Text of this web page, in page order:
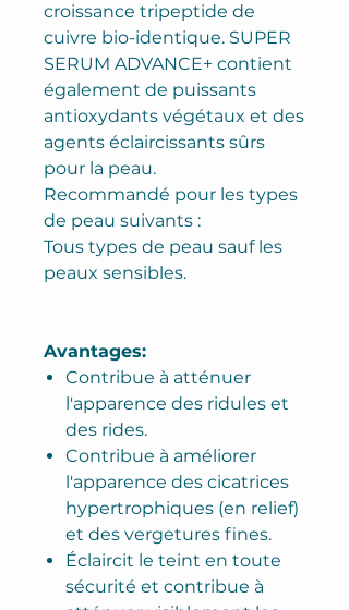
croissance tripeptide de
cuivre bio-identique. SUPER
SERUM ADVANCE+ contient
également de puissants
antioxydants végétaux et des
agents éclaircissants sûrs
pour la peau.
Recommandé pour les types
de peau suivants :
Tous types de peau sauf les
peaux sensibles.
Avantages:
Contribue à atténuer
l'apparence des ridules et
des rides.
Contribue à améliorer
l'apparence des cicatrices
hypertrophiques (en relief)
et des vergetures fines.
Éclaircit le teint en toute
sécurité et contribue à